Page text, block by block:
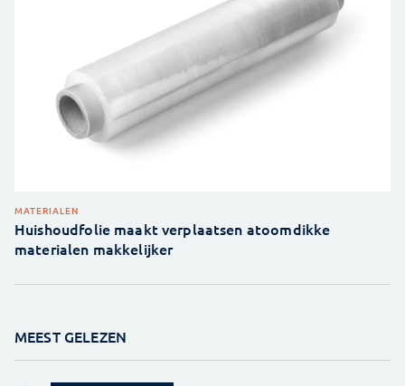
MATERIALEN
Huishoudfolie maakt verplaatsen atoomdikke
materialen makkelijker
MEEST GELEZEN